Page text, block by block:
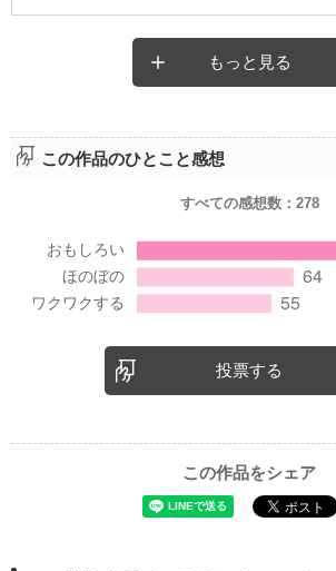
もっと見る
この作品のひとこと感想
すべての感想数： 278
投票する
この作品をシェア